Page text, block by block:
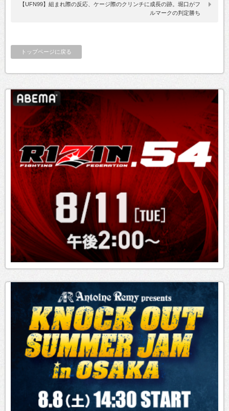
【UFN99】組まれ際の反応、ケージ際のクリンチに成長の跡。堀口がフ
ルマークの判定勝ち
トップページに戻る